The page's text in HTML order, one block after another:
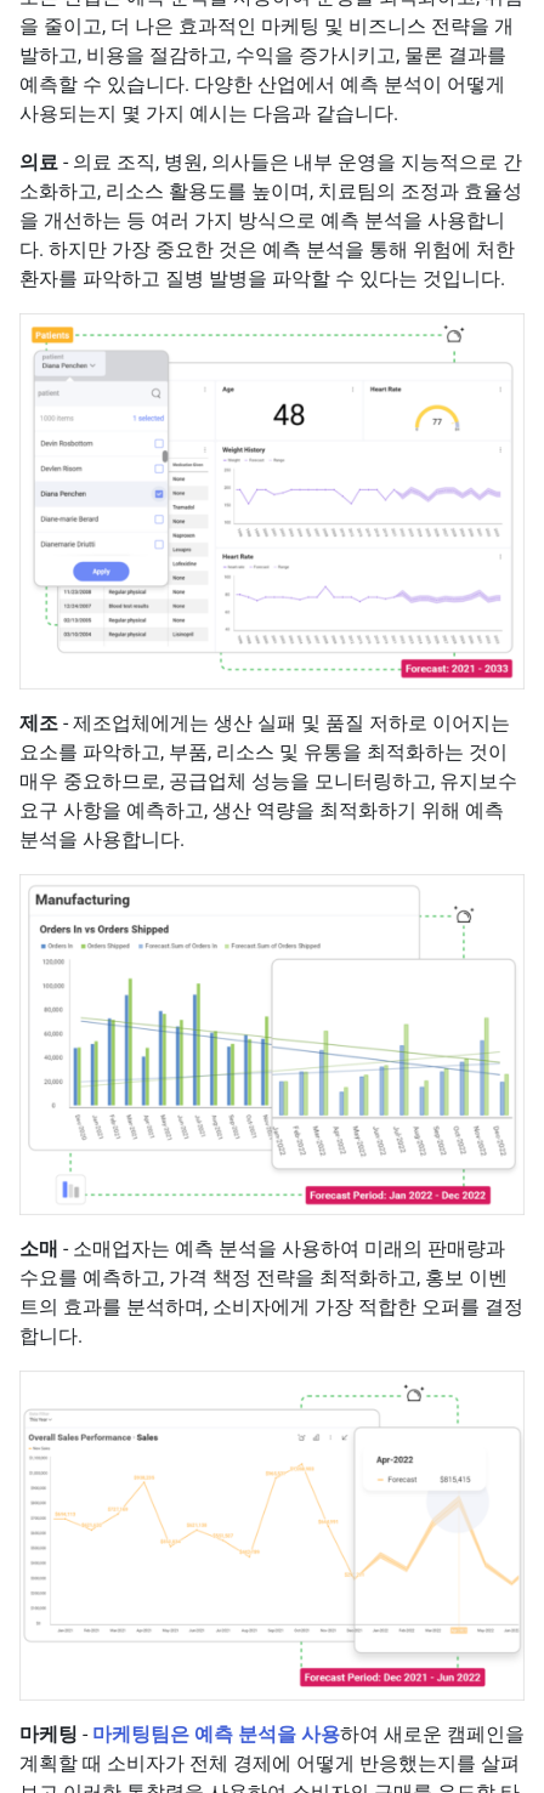
을 줄이고, 더 나은 효과적인 마케팅 및 비즈니스 전략을 개
발하고, 비용을 절감하고, 수익을 증가시키고, 물론 결과를
예측할 수 있습니다. 다양한 산업에서 예측 분석이 어떻게
사용되는지 몇 가지 예시는 다음과 같습니다.
의료 - 의료 조직, 병원, 의사들은 내부 운영을 지능적으로 간
소화하고, 리소스 활용도를 높이며, 치료팀의 조정과 효율성
을 개선하는 등 여러 가지 방식으로 예측 분석을 사용합니
다. 하지만 가장 중요한 것은 예측 분석을 통해 위험에 처한
환자를 파악하고 질병 발병을 파악할 수 있다는 것입니다.
제조 - 제조업체에게는 생산 실패 및 품질 저하로 이어지는
요소를 파악하고, 부품, 리소스 및 유통을 최적화하는 것이
매우 중요하므로, 공급업체 성능을 모니터링하고, 유지보수
요구 사항을 예측하고, 생산 역량을 최적화하기 위해 예측
분석을 사용합니다.
소매 - 소매업자는 예측 분석을 사용하여 미래의 판매량과
수요를 예측하고, 가격 책정 전략을 최적화하고, 홍보 이벤
트의 효과를 분석하며, 소비자에게 가장 적합한 오퍼를 결정
합니다.
마케팅 - 마케팅팀은 예측 분석을 사용하여 새로운 캠페인을
계획할 때 소비자가 전체 경제에 어떻게 반응했는지를 살펴